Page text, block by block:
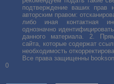
подтверждение ваших прав
авторским правом:
либо иная контактная
однозначно
данного материала. 2.
сайта, которые содержат
необходимость
Все права защищенны
0